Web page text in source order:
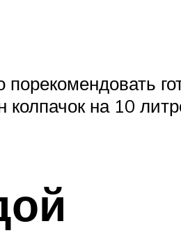
колпачок на 10